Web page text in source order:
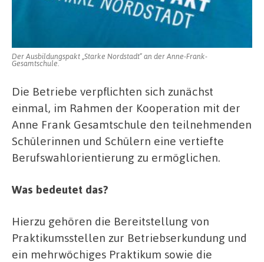
Der Ausbildungspakt „Starke Nordstadt“ an der Anne-Frank-
Gesamtschule.
Die Betriebe verpflichten sich zunächst
einmal, im Rahmen der Kooperation mit der
Anne Frank Gesamtschule den teilnehmenden
Schülerinnen und Schülern eine vertiefte
Berufswahlorientierung zu ermöglichen.
Was bedeutet das?
Hierzu gehören die Bereitstellung von
Praktikumsstellen zur Betriebserkundung und
ein mehrwöchiges Praktikum sowie die